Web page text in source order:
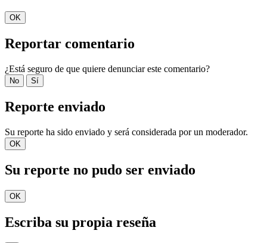
OK
Reportar comentario
¿Está seguro de que quiere denunciar este comentario?
No Sí
Reporte enviado
Su reporte ha sido enviado y será considerada por un moderador.
OK
Su reporte no pudo ser enviado
OK
Escriba su propia reseña